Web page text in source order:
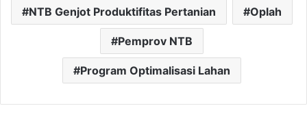
NTB Genjot Produktifitas Pertanian Oplah
Pemprov NTB
Program Optimalisasi Lahan